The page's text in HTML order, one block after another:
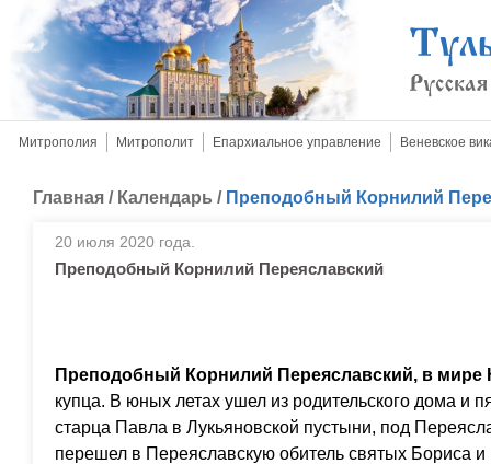
Митрополия Митрополит Епархиальное управление Веневское
Главная / Календарь / Преподобный Корнилий
20 июля 2020 года.
Преподобный Корнилий Переяславский
Преподобный Корнилий Переяславский, в мире
купца. В юных летах ушел из родительского дома и
старца Павла в Лукьяновской пустыни, под
перешел в Переяславскую обитель святых Бориса и